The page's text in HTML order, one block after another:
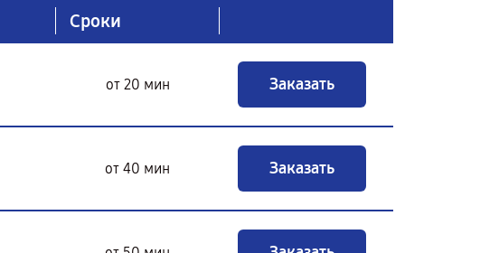
Сроки
от 20 мин Заказать
от 40 мин Заказать